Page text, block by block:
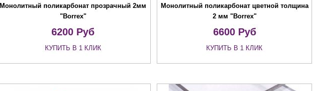
Монолитный поликарбонат прозрачный 2мм
"Borrex"
6200 Руб
КУПИТЬ В 1 КЛИК
Монолитный поликарбонат цветной толщина
2 мм "Borrex"
6600Руб
КУПИТЬ В 1 КЛИК